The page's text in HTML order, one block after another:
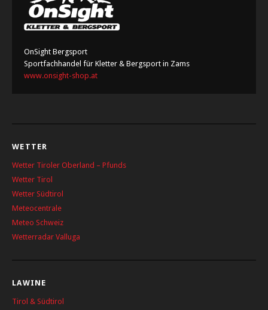
OnSight Bergsport
Sportfachhandel für Kletter & Bergsport in Zams
www.onsight-shop.at
WETTER
Wetter Tiroler Oberland – Pfunds
Wetter Tirol
Wetter Südtirol
Meteocentrale
Meteo Schweiz
Wetterradar Valluga
LAWINE
Tirol & Südtirol